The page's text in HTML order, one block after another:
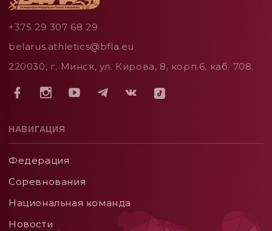
+375 29 307 68 29
belarus.athletics@bfla.eu
220030, г. Минск, ул. Кирова, 8, корп.6, каб. 708.
НАВИГАЦИЯ
Федерация
Соревнования
Национальная команда
Новости